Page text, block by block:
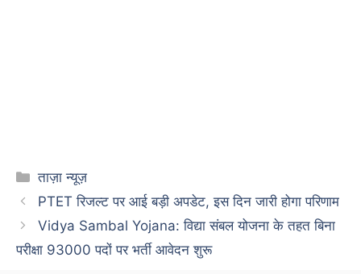
Categories
ताज़ा न्यूज़
PTET रिजल्ट पर आई बड़ी अपडेट, इस दिन जारी होगा परिणाम
Vidya Sambal Yojana: विद्या संबल योजना के तहत बिना
परीक्षा 93000 पदों पर भर्ती आवेदन शुरू